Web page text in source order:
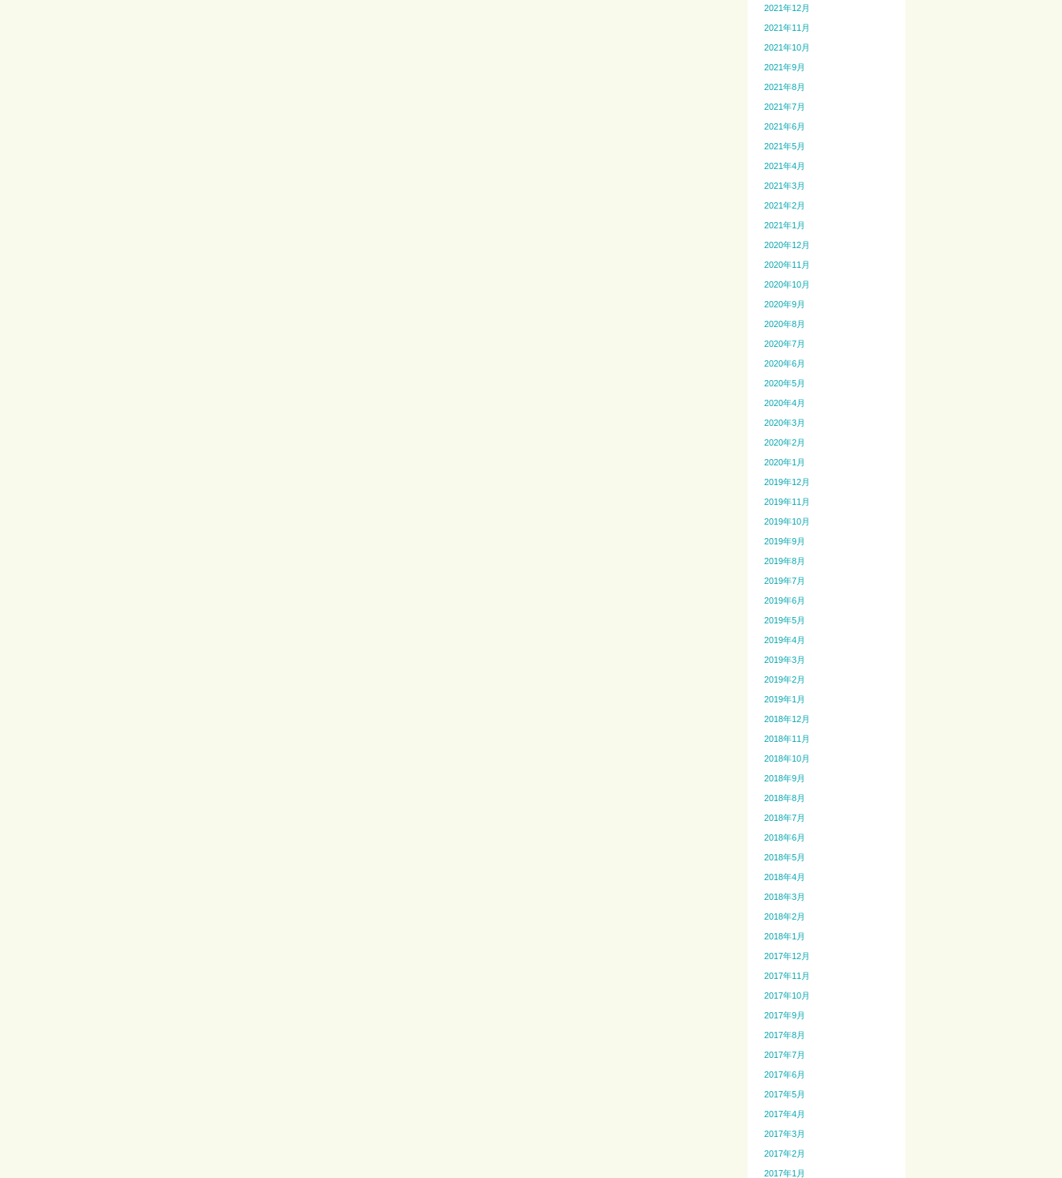
2021年12月
2021年11月
2021年10月
2021年9月
2021年8月
2021年7月
2021年6月
2021年5月
2021年4月
2021年3月
2021年2月
2021年1月
2020年12月
2020年11月
2020年10月
2020年9月
2020年8月
2020年7月
2020年6月
2020年5月
2020年4月
2020年3月
2020年2月
2020年1月
2019年12月
2019年11月
2019年10月
2019年9月
2019年8月
2019年7月
2019年6月
2019年5月
2019年4月
2019年3月
2019年2月
2019年1月
2018年12月
2018年11月
2018年10月
2018年9月
2018年8月
2018年7月
2018年6月
2018年5月
2018年4月
2018年3月
2018年2月
2018年1月
2017年12月
2017年11月
2017年10月
2017年9月
2017年8月
2017年7月
2017年6月
2017年5月
2017年4月
2017年3月
2017年2月
2017年1月